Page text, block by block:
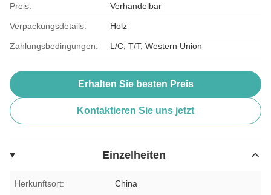
Preis: Verhandelbar
Verpackungsdetails: Holz
Zahlungsbedingungen: L/C, T/T, Western Union
Erhalten Sie besten Preis
Kontaktieren Sie uns jetzt
Einzelheiten
Herkunftsort: China